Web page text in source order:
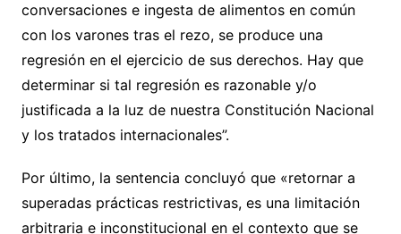
conversaciones e ingesta de alimentos en común
con los varones tras el rezo, se produce una
regresión en el ejercicio de sus derechos. Hay que
determinar si tal regresión es razonable y/o
justificada a la luz de nuestra Constitución Nacional
y los tratados internacionales”.
Por último, la sentencia concluyó que «retornar a
superadas prácticas restrictivas, es una limitación
arbitraria e inconstitucional en el contexto que se